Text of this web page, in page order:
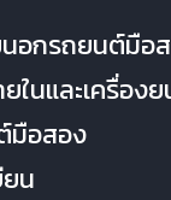
อกรถยนต์มือ
ในและเครื่อง
มือสอง
น